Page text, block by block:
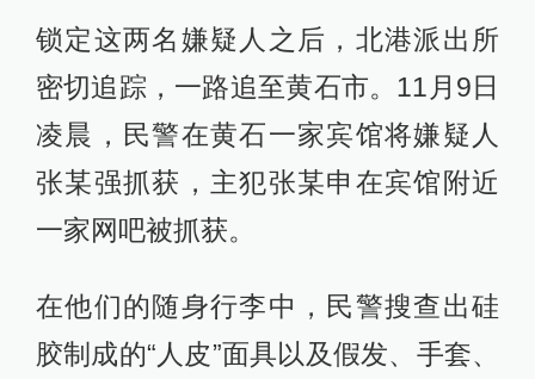
锁定这两名嫌疑人之后，北港派出所
密切追踪，一路追至黄石市。11月9日
凌晨，民警在黄石一家宾馆将嫌疑人
张某强抓获，主犯张某申在宾馆附近
一家网吧被抓获。
在他们的随身行李中，民警搜查出硅
胶制成的“人皮”面具以及假发、手套、